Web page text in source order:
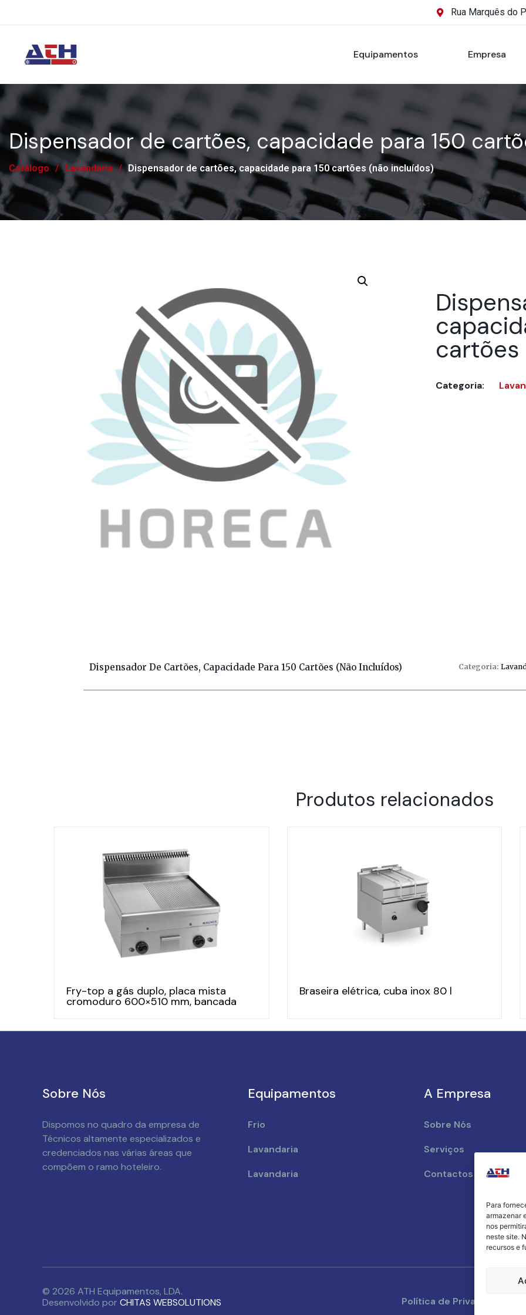
Para
armazenar
nos
neste site.
recursos e
Rua Marquês do
Equipamentos Empresa
Dispensador de cartões, capacidade para 150
Catálogo / Lavandaria / Dispensador de cartões, capacidade para 150 cartões (não incluídos)
cartões
Categoria:
Dispensador De Cartões, Capacidade Para 150 Cartões (não Incluídos) Categoria:
Produtos relacionados
Fry-top a gás duplo, placa mista
cromoduro 600×510 mm, bancada
Braseira elétrica, cuba inox 80 l
Sobre Nós
Dispomos no quadro da empresa de
Técnicos altamente especializados e
credenciados nas várias áreas que
compõem o ramo hoteleiro.
Equipamentos
Frio
Lavandaria
Lavandaria
A Empresa
Sobre Nós
Serviços
Contactos
© 2026 ATH Equipamentos, LDA.
Desenvolvido por CHITAS WEBSOLUTIONS Política de Privacidade